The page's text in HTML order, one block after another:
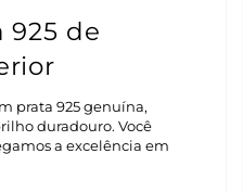
925 de
prata 925 genuína,
duradouro. Você
a excelência em